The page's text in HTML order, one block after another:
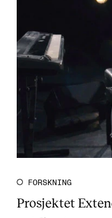
FORSKNING
Prosjektet